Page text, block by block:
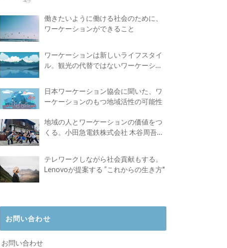
働きたいように働ける社会のために、
ワーケーションができること
ワーケーションは新しいライフスタイ
ル。観光の代替ではないワーケーショ
日本ワーケーション協会に聞いた、ワ
ーケーションのもつ地域活性の可能性
地域の人とワーケーションの価値をつ
くる。小田急電鉄株式会社 木谷周吾さ
テレワークしながら社会貢献もする。
Lenovoが提案する ”これからの生き方"
お問い合わせ
お問い合わせ